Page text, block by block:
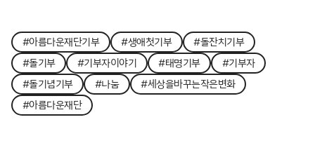
#아름다운재단기부 #생애첫기부
#돌잔치기부
#돌기부
#기부자이야기 #태명기부
#기부자
#돌기념기부
#나눔
#세상을바꾸는작은변화
#아름다운재단